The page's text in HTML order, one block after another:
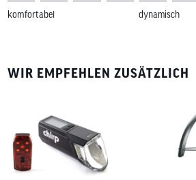
komfortabel dynamisch
WIR EMPFEHLEN ZUSÄTZLICH